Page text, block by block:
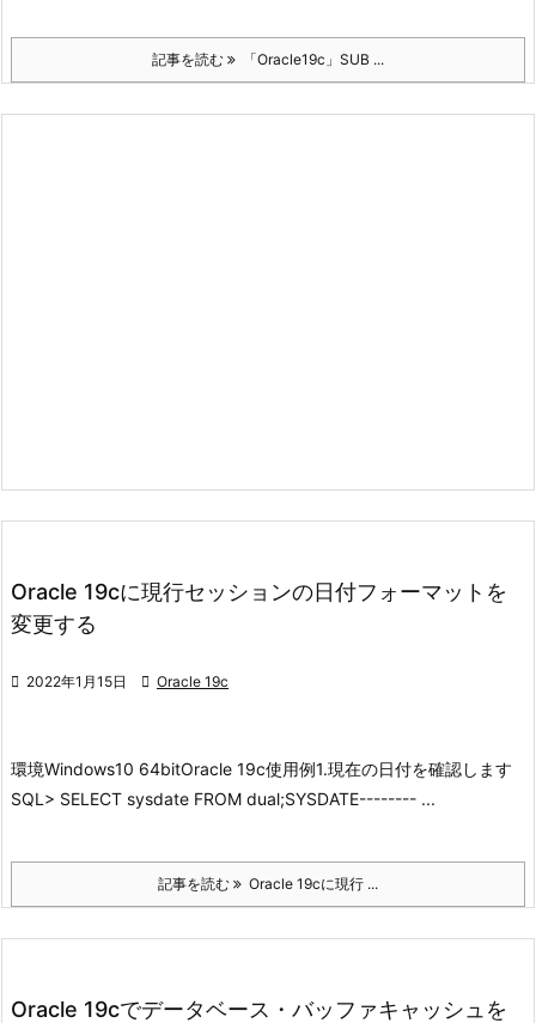
記事を読む 「Oracle19c」SUB ...
Oracle 19cに現行セッションの日付フォーマットを
変更する
 2022年1月15日  Oracle 19c
環境Windows10 64bitOracle 19c使用例1.現在の日付を確認します
SQL> SELECT sysdate FROM dual;SYSDATE-------- ...
記事を読む Oracle 19cに現行 ...
Oracle 19cでデータベース・バッファキャッシュを